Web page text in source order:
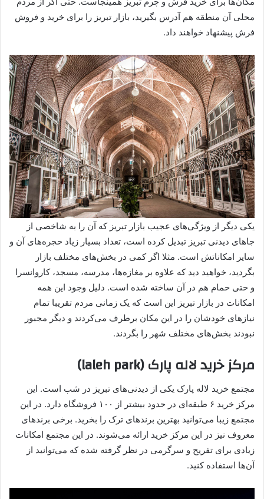
محلی آن منطقه هم آدرس بگیرید، بازار تبریز را برای خرید و فروش
فرش پیشنهاد خواهند داد.
یکی دیگر از ویژگی‌های عجیب بازار تبریز که آن را به شاخصی از
جاهای دیدنی تبریز تبدیل کرده است، تعداد بسیار زیاد حجره‌های آن و
سایر امکاناتش است. مثلا اگر کمی در بخش‌های مختلف بازار
بگردید، خواهید دید که علاوه بر مغازه‌ها، مدرسه، مسجد، کاروانسرا
و حتی حمام هم در آن ساخته شده است. دلیل وجود این همه
امکانات در بازار تبریز این است که یک زمانی مردم تقریبا تمام
نیازهای خودشان را در این مکان برطرف می‌کردند و دیگر مجبور
نبودند بخش‌های مختلف شهر را بگردند.
مرکز خرید لاله پارک (laleh park)
مجتمع خرید لاله پارک یکی از دیدنی‌های تبریز در شب است. این
مرکز خرید ۶ طبقه‌ای در حدود بیشتر از ۱۰۰ فروشگاه دارد. در این
مجتمع زیبا می‌توانید بهترین برندهای ترک را بخرید. برخی برندهای
معروف نیز در این مرکز خرید ارائه می‌شوند. در این مجتمع امکانات
زیادی برای تفریح و سرگرمی در نظر گرفته شده که می‌توانید از
آن‌ها استفاده کنید.